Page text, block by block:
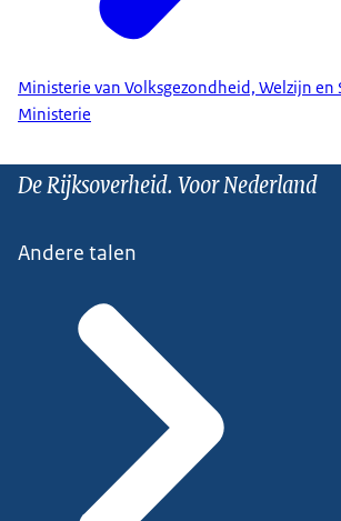
Ministerie van Volksgezondheid, Welzijn en
Ministerie
De Rijksoverheid. Voor Nederland
Andere talen